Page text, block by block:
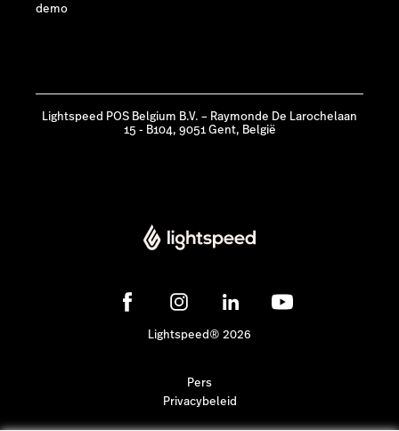
demo
Lightspeed POS Belgium B.V. – Raymonde De Larochelaan
15 - B104, 9051 Gent, België
Lightspeed® 2026
Pers
Privacybeleid